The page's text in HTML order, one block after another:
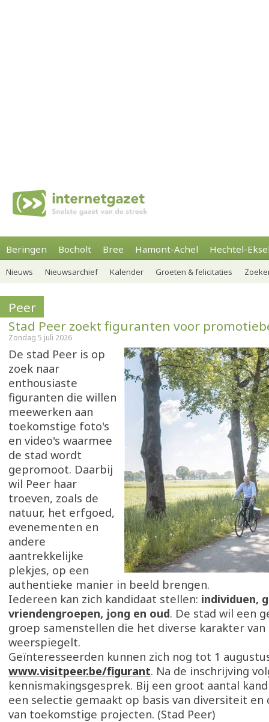
Beringen Bocholt Bree Hamont-Achel Hechtel-
Nieuws Nieuwsarchief Kalender Groeten & felicitaties
Peer
Stad Peer zoekt figuranten voor
Zondag 5 juli 2026
De stad Peer is op
zoek naar
enthousiaste
figuranten die willen
meewerken aan
toekomstige foto's
en video's waarmee
de stad wordt
gepromoot. Daarbij
wil Peer haar
troeven, zoals de
natuur, het erfgoed,
evenementen en
andere
aantrekkelijke
plekjes, op een
authentieke manier in beeld brengen.
Iedereen kan zich kandidaat stellen: individuen,
vriendengroepen, jong en oud. De stad wil een
groep samenstellen die het diverse karakter van
weerspiegelt.
Geïnteresseerden kunnen zich nog tot 1
www.visitpeer.be/figurant. Na de inschrijving
kennismakingsgesprek. Bij een groot aantal
een selectie gemaakt op basis van diversiteit
van toekomstige projecten. (Stad Peer)